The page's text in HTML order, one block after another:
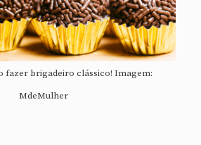
fazer brigadeiro clássico! Imagem:
MdeMulher